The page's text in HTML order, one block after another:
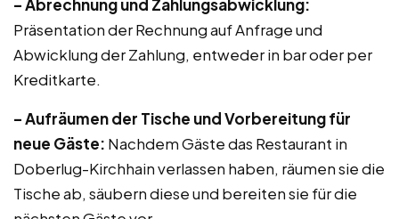
– Abrechnung und Zahlungsabwicklung:
Präsentation der Rechnung auf Anfrage und
Abwicklung der Zahlung, entweder in bar oder per
Kreditkarte.
– Aufräumen der Tische und Vorbereitung für
neue Gäste: Nachdem Gäste das Restaurant in
Doberlug-Kirchhain verlassen haben, räumen sie die
Tische ab, säubern diese und bereiten sie für die